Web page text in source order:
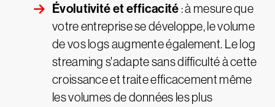
Évolutivité et efficacité : à mesure que
votre entreprise se développe, le volume
de vos logs augmente également. Le log
streaming s'adapte sans difficulté à cette
croissance et traite efficacement même
les volumes de données les plus